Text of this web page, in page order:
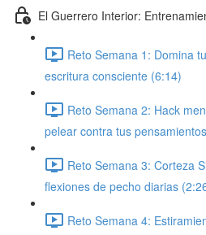
El Guerrero Interior:
Reto Semana 1: Domina
escritura consciente (6:14)
Reto Semana 2: Hack
pelear contra tus
Reto Semana 3: Corteza
flexiones de pecho diarias
Reto Semana 4: